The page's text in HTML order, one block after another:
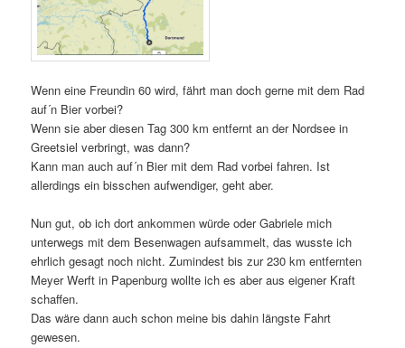
Wenn eine Freundin 60 wird, fährt man doch gerne mit dem Rad
auf´n Bier vorbei?
Wenn sie aber diesen Tag 300 km entfernt an der Nordsee in
Greetsiel verbringt, was dann?
Kann man auch auf´n Bier mit dem Rad vorbei fahren. Ist
allerdings ein bisschen aufwendiger, geht aber.
Nun gut, ob ich dort ankommen würde oder Gabriele mich
unterwegs mit dem Besenwagen aufsammelt, das wusste ich
ehrlich gesagt noch nicht. Zumindest bis zur 230 km entfernten
Meyer Werft in Papenburg wollte ich es aber aus eigener Kraft
schaffen.
Das wäre dann auch schon meine bis dahin längste Fahrt
gewesen.